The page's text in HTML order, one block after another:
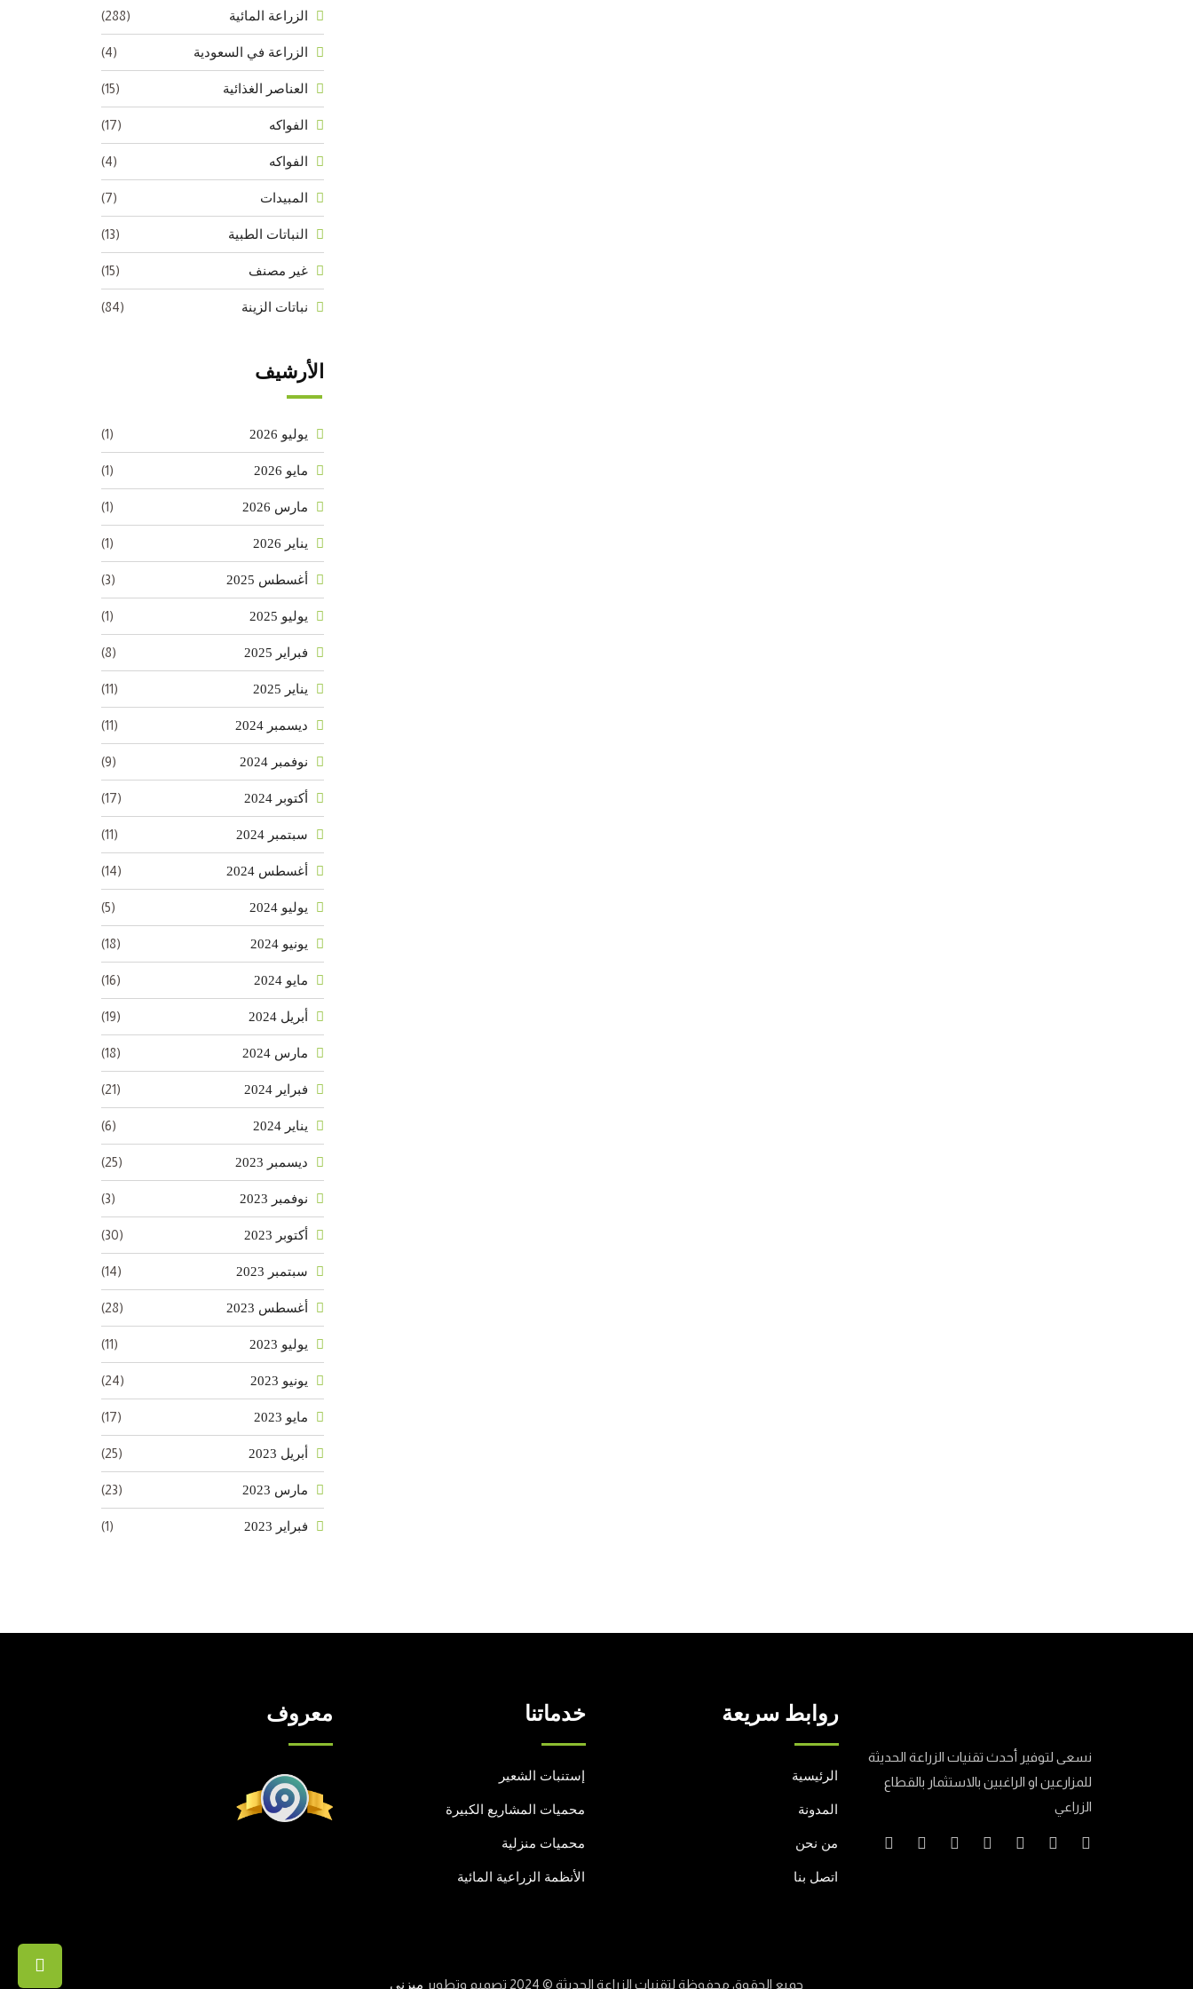
الزراعة المائية (288)
الزراعة في السعودية (4)
العناصر الغذائية (15)
الفواكه (17)
الفواكه (4)
المبيدات (7)
النباتات الطبية (13)
غير مصنف (15)
نباتات الزينة (84)
الأرشيف
يوليو 2026 (1)
مايو 2026 (1)
مارس 2026 (1)
يناير 2026 (1)
أغسطس 2025 (3)
يوليو 2025 (1)
فبراير 2025 (8)
يناير 2025 (11)
ديسمبر 2024 (11)
نوفمبر 2024 (9)
أكتوبر 2024 (17)
سبتمبر 2024 (11)
أغسطس 2024 (14)
يوليو 2024 (5)
يونيو 2024 (18)
مايو 2024 (16)
أبريل 2024 (19)
مارس 2024 (18)
فبراير 2024 (21)
يناير 2024 (6)
ديسمبر 2023 (25)
نوفمبر 2023 (3)
أكتوبر 2023 (30)
سبتمبر 2023 (14)
أغسطس 2023 (28)
يوليو 2023 (11)
يونيو 2023 (24)
مايو 2023 (17)
أبريل 2023 (25)
مارس 2023 (23)
فبراير 2023 (1)
نسعى لتوفير أحدث تقنيات الزراعة الحديثة
للمزارعين او الراغبين بالاستثمار بالقطاع
الزراعي
روابط سريعة
الرئيسية
المدونة
من نحن
اتصل بنا
خدماتنا
إستنبات الشعير
محميات المشاريع الكبيرة
محميات منزلية
الأنظمة الزراعية المائية
معروف
جميع الحقوق محفوظة لتقنيات الزراعة الحديثة © 2024 تصميم وتطوير ميزني